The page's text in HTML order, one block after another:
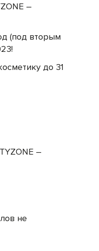
–
(под вторым
до 31
–
не